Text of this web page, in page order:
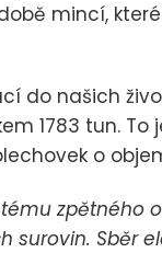
mincí,
do našich
1783 tun. To
o
zpětného
surovin. Sběr